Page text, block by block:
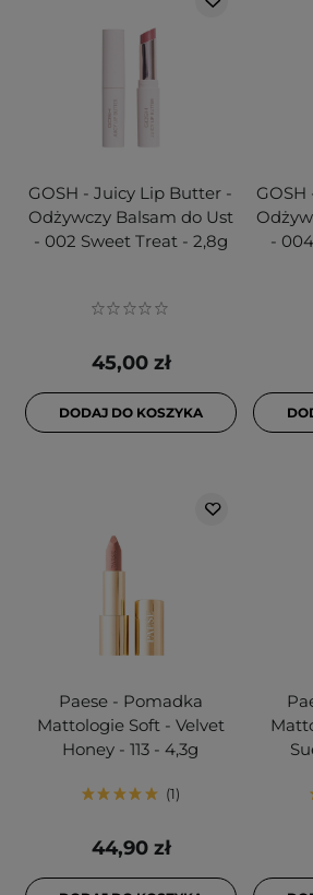
GOSH - Juicy Lip Butter -
Odżywczy Balsam do Ust
- 002 Sweet Treat - 2,8g
45,00 zł
DODAJ DO KOSZYKA
-
Paese - Pomadka
Mattologie Soft - Velvet
Honey - 113 - 4,3g
1
44,90 zł